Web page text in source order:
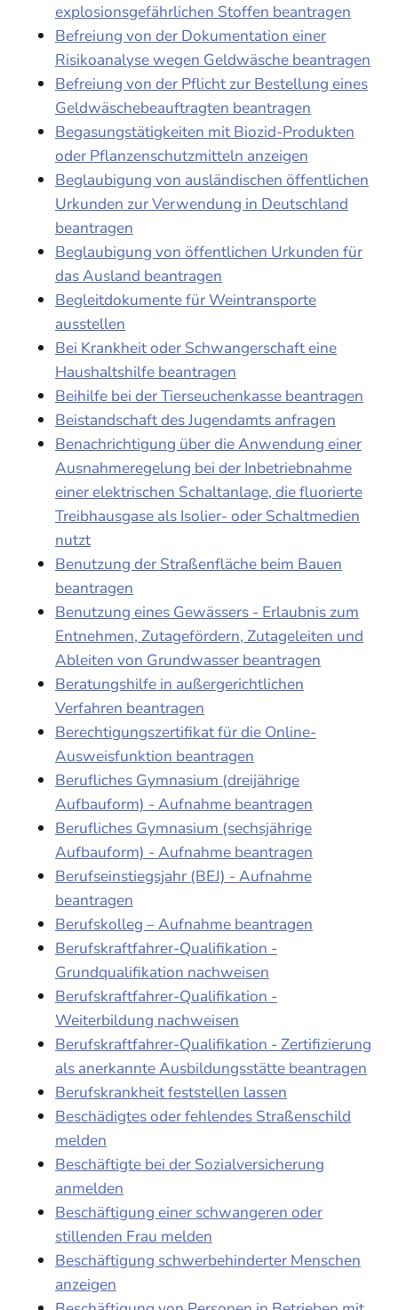
explosionsgefährlichen Stoffen beantragen
Befreiung von der Dokumentation einer
Risikoanalyse wegen Geldwäsche beantragen
Befreiung von der Pflicht zur Bestellung eines
Geldwäschebeauftragten beantragen
Begasungstätigkeiten mit Biozid-Produkten
oder Pflanzenschutzmitteln anzeigen
Beglaubigung von ausländischen öffentlichen
Urkunden zur Verwendung in Deutschland
beantragen
Beglaubigung von öffentlichen Urkunden für
das Ausland beantragen
Begleitdokumente für Weintransporte
ausstellen
Bei Krankheit oder Schwangerschaft eine
Haushaltshilfe beantragen
Beihilfe bei der Tierseuchenkasse beantragen
Beistandschaft des Jugendamts anfragen
Benachrichtigung über die Anwendung einer
Ausnahmeregelung bei der Inbetriebnahme
einer elektrischen Schaltanlage, die fluorierte
Treibhausgase als Isolier- oder Schaltmedien
nutzt
Benutzung der Straßenfläche beim Bauen
beantragen
Benutzung eines Gewässers - Erlaubnis zum
Entnehmen, Zutagefördern, Zutageleiten und
Ableiten von Grundwasser beantragen
Beratungshilfe in außergerichtlichen
Verfahren beantragen
Berechtigungszertifikat für die Online-
Ausweisfunktion beantragen
Berufliches Gymnasium (dreijährige
Aufbauform) - Aufnahme beantragen
Berufliches Gymnasium (sechsjährige
Aufbauform) - Aufnahme beantragen
Berufseinstiegsjahr (BEJ) - Aufnahme
beantragen
Berufskolleg – Aufnahme beantragen
Berufskraftfahrer-Qualifikation -
Grundqualifikation nachweisen
Berufskraftfahrer-Qualifikation -
Weiterbildung nachweisen
Berufskraftfahrer-Qualifikation - Zertifizierung
als anerkannte Ausbildungsstätte beantragen
Berufskrankheit feststellen lassen
Beschädigtes oder fehlendes Straßenschild
melden
Beschäftigte bei der Sozialversicherung
anmelden
Beschäftigung einer schwangeren oder
stillenden Frau melden
Beschäftigung schwerbehinderter Menschen
anzeigen